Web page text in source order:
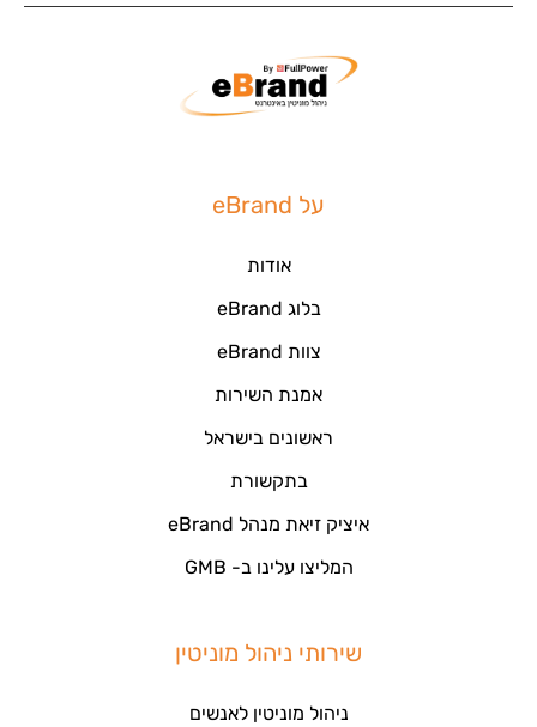
על eBrand
אודות
בלוג eBrand
צוות eBrand
אמנת השירות
ראשונים בישראל
בתקשורת
איציק זיאת מנהל eBrand
המליצו עלינו ב- GMB
שירותי ניהול מוניטין
ניהול מוניטין לאנשים